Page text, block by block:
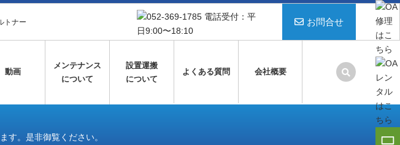
トナー お問合せ
動画
メンテナンス
について
設置運搬
について
よくある質問 会社概要
す。是非御覧ください。